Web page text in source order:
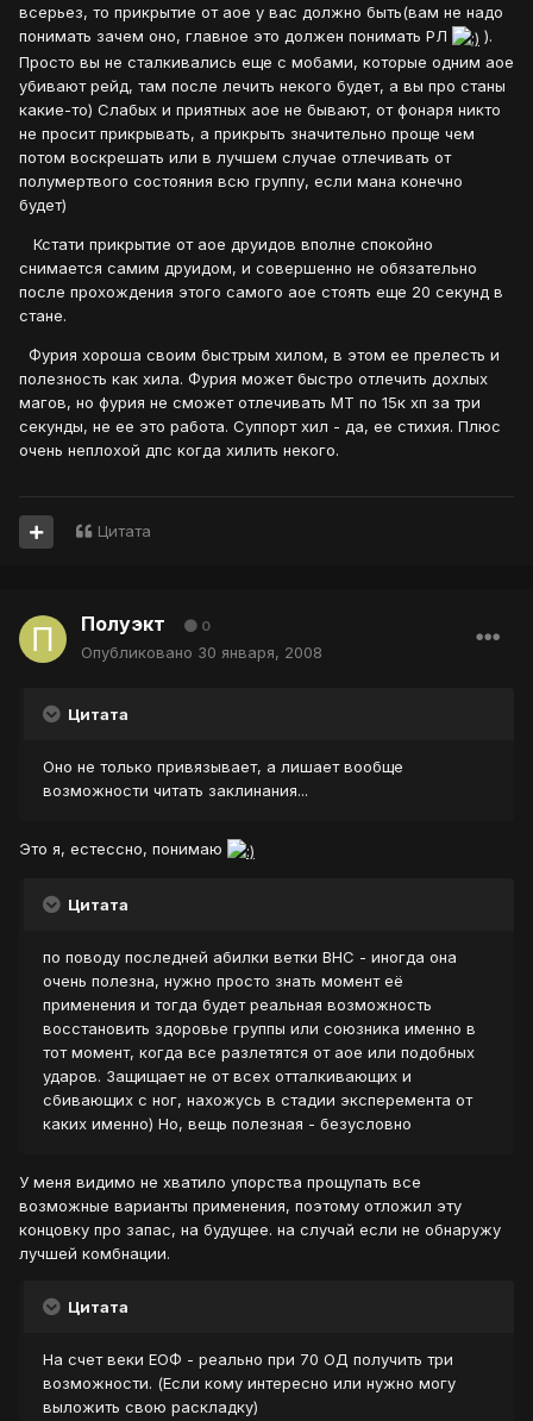
всерьез, то прикрытие от аое у вас должно быть(вам не надо
понимать зачем оно, главное это должен понимать РЛ
).
Просто вы не сталкивались еще с мобами, которые одним аое
убивают рейд, там после лечить некого будет, а вы про станы
какие-то) Слабых и приятных аое не бывают, от фонаря никто
не просит прикрывать, а прикрыть значительно проще чем
потом воскрешать или в лучшем случае отлечивать от
полумертвого состояния всю группу, если мана конечно
будет)
Кстати прикрытие от аое друидов вполне спокойно
снимается самим друидом, и совершенно не обязательно
после прохождения этого самого аое стоять еще 20 секунд в
стане.
Фурия хороша своим быстрым хилом, в этом ее прелесть и
полезность как хила. Фурия может быстро отлечить дохлых
магов, но фурия не сможет отлечивать МТ по 15к хп за три
секунды, не ее это работа. Суппорт хил - да, ее стихия. Плюс
очень неплохой дпс когда хилить некого.
Цитата
Полуэкт 0
Опубликовано 30 января, 2008
Цитата
Оно не только привязывает, а лишает вообще
возможности читать заклинания...
Это я, естессно, понимаю
Цитата
по поводу последней абилки ветки ВНС - иногда она
очень полезна, нужно просто знать момент её
применения и тогда будет реальная возможность
восстановить здоровье группы или союзника именно в
тот момент, когда все разлетятся от аое или подобных
ударов. Защищает не от всех отталкивающих и
сбивающих с ног, нахожусь в стадии эксперемента от
каких именно) Но, вещь полезная - безусловно
У меня видимо не хватило упорства прощупать все
возможные варианты применения, поэтому отложил эту
концовку про запас, на будущее. на случай если не обнаружу
лучшей комбнации.
Цитата
На счет веки ЕОФ - реально при 70 ОД получить три
возможности. (Если кому интересно или нужно могу
выложить свою раскладку)